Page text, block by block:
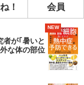
！ 会員
が｢暑いと
な体の部位
NEW